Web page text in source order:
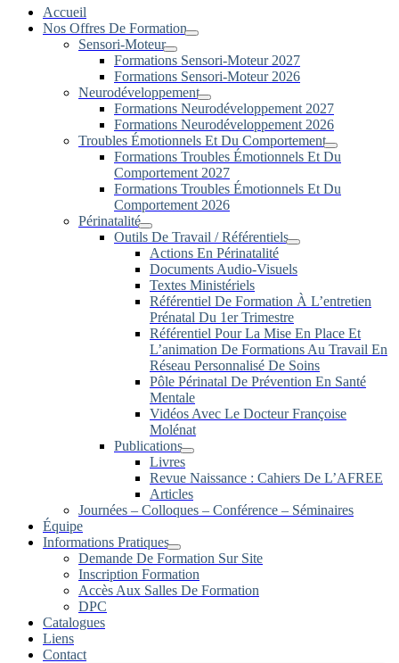
Accueil
Nos Offres De Formation
Sensori-Moteur
Formations Sensori-Moteur 2027
Formations Sensori-Moteur 2026
Neurodéveloppement
Formations Neurodéveloppement 2027
Formations Neurodéveloppement 2026
Troubles Émotionnels Et Du Comportement
Formations Troubles Émotionnels Et Du
Comportement 2027
Formations Troubles Émotionnels Et Du
Comportement 2026
Périnatalité
Outils De Travail / Référentiels
Actions En Périnatalité
Documents Audio-Visuels
Textes Ministériels
Référentiel De Formation À L’entretien
Prénatal Du 1er Trimestre
Référentiel Pour La Mise En Place Et
L’animation De Formations Au Travail En
Réseau Personnalisé De Soins
Pôle Périnatal De Prévention En Santé
Mentale
Vidéos Avec Le Docteur Françoise
Molénat
Publications
Livres
Revue Naissance : Cahiers De L’AFREE
Articles
Journées – Colloques – Conférence – Séminaires
Équipe
Informations Pratiques
Demande De Formation Sur Site
Inscription Formation
Accès Aux Salles De Formation
DPC
Catalogues
Liens
Contact